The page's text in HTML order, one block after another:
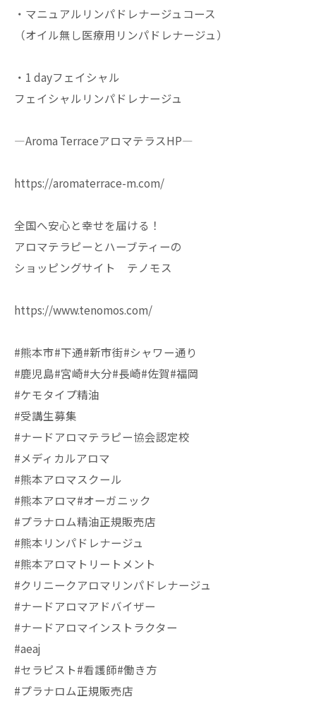
・マニュアルリンパドレナージュコース
（オイル無し医療用リンパドレナージュ）
・1 dayフェイシャル
フェイシャルリンパドレナージュ
—Aroma TerraceアロマテラスHP—
https://aromaterrace-m.com/
全国へ安心と幸せを届ける！
アロマテラピーとハーブティーの
ショッピングサイト テノモス
https://www.tenomos.com/
#熊本市#下通#新市街#シャワー通り
#鹿児島#宮崎#大分#長崎#佐賀#福岡
#ケモタイプ精油
#受講生募集
#ナードアロマテラピー協会認定校
#メディカルアロマ
#熊本アロマスクール
#熊本アロマ#オーガニック
#プラナロム精油正規販売店
#熊本リンパドレナージュ
#熊本アロマトリートメント
#クリニークアロマリンパドレナージュ
#ナードアロマアドバイザー
#ナードアロマインストラクター
#aeaj
#セラピスト#看護師#働き方
#プラナロム正規販売店